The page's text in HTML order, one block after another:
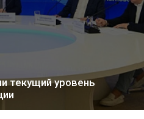
текущий уровень